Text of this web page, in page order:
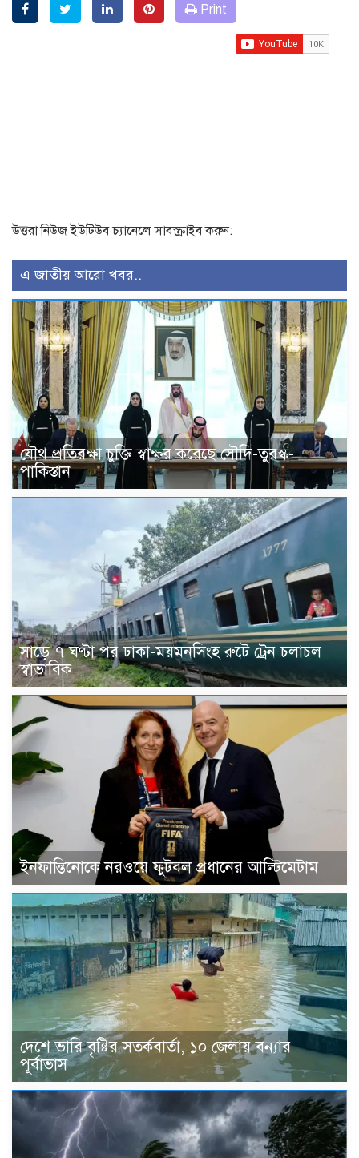
Print
উত্তরা নিউজ ইউটিউব চ্যানেলে সাবস্ক্রাইব করুন:
এ জাতীয় আরো খবর..
যৌথ প্রতিরক্ষা চুক্তি স্বাক্ষর করেছে সৌদি-তুরস্ক-
পাকিস্তান
সাড়ে ৭ ঘণ্টা পর ঢাকা-ময়মনসিংহ রুটে ট্রেন চলাচল
স্বাভাবিক
ইনফান্তিনোকে নরওয়ে ফুটবল প্রধানের আল্টিমেটাম
দেশে ভারি বৃষ্টির সতর্কবার্তা, ১০ জেলায় বন্যার
পূর্বাভাস